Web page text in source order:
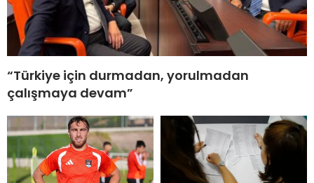
“Türkiye için durmadan, yorulmadan
çalışmaya devam”